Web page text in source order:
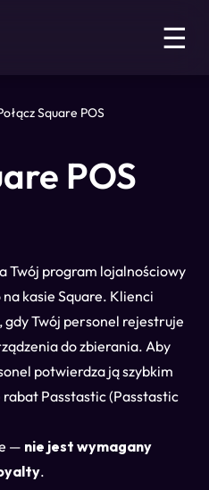
☰
Square POS
POS
Twój program lojalnościowy
kasie Square. Klienci
Twój personel rejestruje
do zbierania. Aby
potwierdza ją szybkim
Passtastic (Passtastic
— nie jest wymagany
.